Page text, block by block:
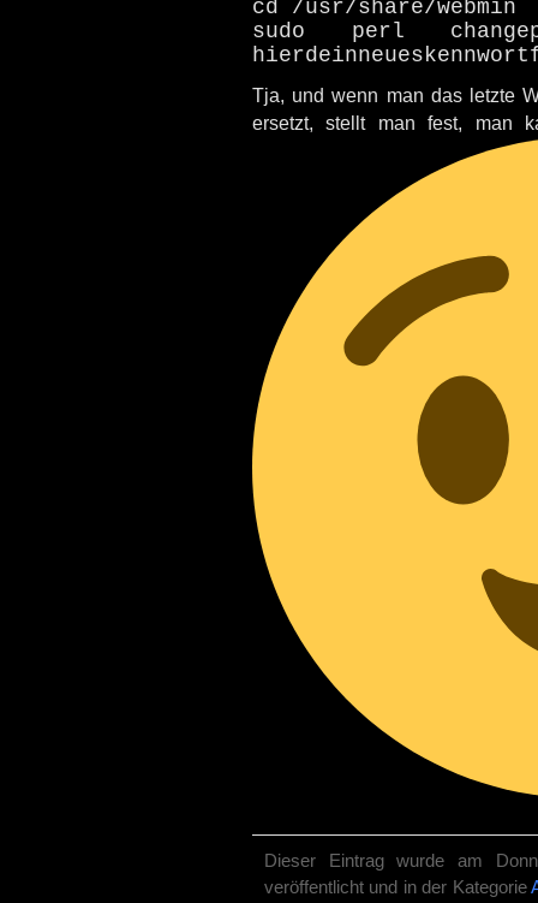
cd /usr/share/webmin
sudo perl
Tja, und wenn man das letzte
ersetzt, stellt man fest, man
Dieser Eintrag wurde am
veröffentlicht und in der Kategorie